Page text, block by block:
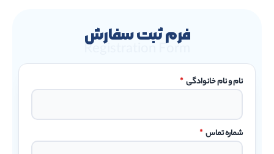
فرم ثبت سفارش
Registration Form
نام و نام خانوادگی *
شماره تماس *